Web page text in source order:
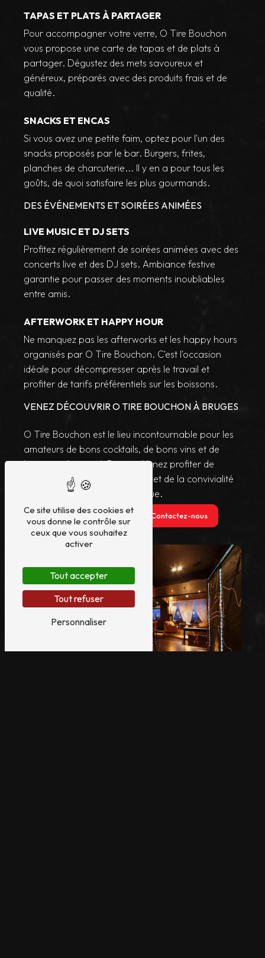
TAPAS ET PLATS À PARTAGER
Pour accompagner votre verre, O Tire Bouchon
vous propose une carte de tapas et de plats à
partager. Dégustez des mets savoureux et
généreux, préparés avec des produits frais et de
qualité.
SNACKS ET ENCAS
Si vous avez une petite faim, optez pour l'un des
snacks proposés par le bar. Burgers, frites,
planches de charcuterie... Il y en a pour tous les
goûts, de quoi satisfaire les plus gourmands.
DES ÉVÉNEMENTS ET SOIRÉES ANIMÉES
LIVE MUSIC ET DJ SETS
Profitez régulièrement de soirées animées avec des
concerts live et des DJ sets. Ambiance festive
garantie pour passer des moments inoubliables
entre amis.
AFTERWORK ET HAPPY HOUR
Ne manquez pas les afterworks et les happy hours
organisés par O Tire Bouchon. C'est l'occasion
idéale pour décompresser après le travail et
profiter de tarifs préférentiels sur les boissons.
VENEZ DÉCOUVRIR O TIRE BOUCHON À BRUGES
O Tire Bouchon est le lieu incontournable pour les
amateurs de bons cocktails, de bons vins et de
bonne ambiance à Bruges. Venez profiter de
l'accueil chaleureux de l'équipe et de la convivialité
de ce bar à l'atmosphère unique.
En savoir plus Contactez-nous
Ce site utilise des cookies et
vous donne le contrôle sur
ceux que vous souhaitez
activer
Tout accepter
Tout refuser
Personnaliser